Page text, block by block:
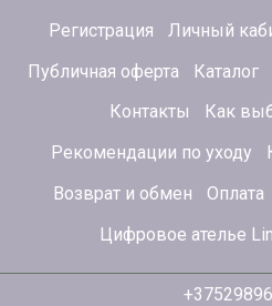
Регистрация Личный
Публичная оферта
Каталог
Контакты
Как
Рекомендации по уходу
Возврат и обмен
Оплата
Цифровое ателье